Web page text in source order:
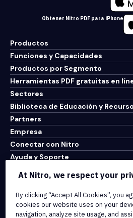
Obtener Nitro PDF para iPhone
Productos
Funciones y Capacidades
Productos por Segmento
Herramientas PDF gratuitas en
Sectores
Biblioteca de Educación y
Partners
Empresa
Conectar con Nitro
Ayuda y Soporte
Terms of Service
Cookie Policy
At Nitro, we respect your
By clicking “Accept All Cookies”, you
cookies our website uses on your
navigation, analyze site usage, and